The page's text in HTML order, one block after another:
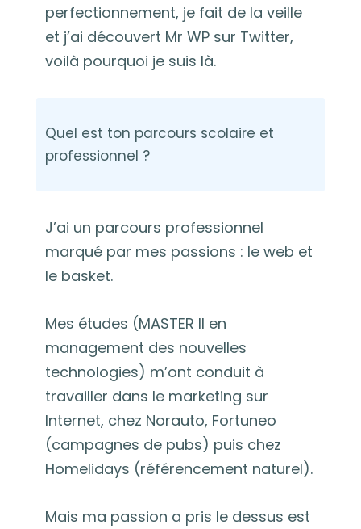
perfectionnement, je fait de la veille
et j’ai découvert Mr WP sur Twitter,
voilà pourquoi je suis là.
Quel est ton parcours scolaire et
professionnel ?
J’ai un parcours professionnel
marqué par mes passions : le web et
le basket.
Mes études (MASTER II en
management des nouvelles
technologies) m’ont conduit à
travailler dans le marketing sur
Internet, chez Norauto, Fortuneo
(campagnes de pubs) puis chez
Homelidays (référencement naturel).
Mais ma passion a pris le dessus est